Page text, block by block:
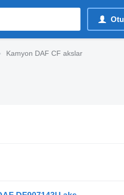
Kamyon DAF CF akslar